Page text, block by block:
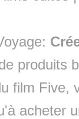
produits
film Five,
acheter